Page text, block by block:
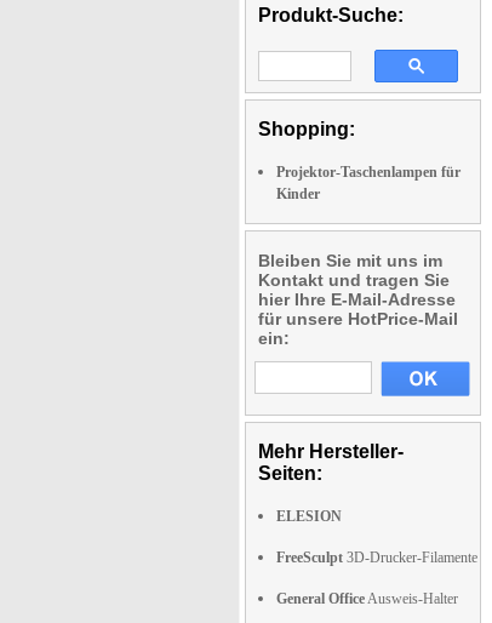
Produkt-Suche:
Shopping:
Projektor-Taschenlampen für
Kinder
Bleiben Sie mit uns im
Kontakt und tragen Sie
hier Ihre E-Mail-Adresse
für unsere HotPrice-Mail
ein:
Mehr Hersteller-
Seiten:
ELESION
FreeSculpt 3D-Drucker-Filamente
General OfficeAusweis-Halter